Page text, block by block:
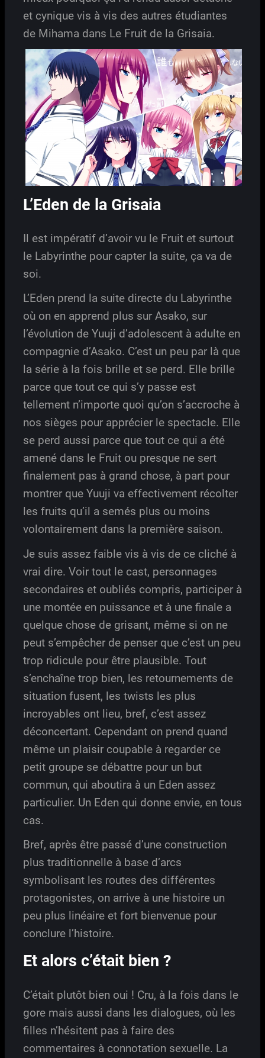
et cynique vis à vis des autres étudiantes
de Mihama dans Le Fruit de la Grisaia.
L’Eden de la Grisaia
Il est impératif d’avoir vu le Fruit et surtout
le Labyrinthe pour capter la suite, ça va de
soi.
L’Eden prend la suite directe du Labyrinthe
où on en apprend plus sur Asako, sur
l’évolution de Yuuji d’adolescent à adulte en
compagnie d’Asako. C’est un peu par là que
la série à la fois brille et se perd. Elle brille
parce que tout ce qui s’y passe est
tellement n’importe quoi qu’on s’accroche à
nos sièges pour apprécier le spectacle. Elle
se perd aussi parce que tout ce qui a été
amené dans le Fruit ou presque ne sert
finalement pas à grand chose, à part pour
montrer que Yuuji va effectivement récolter
les fruits qu’il a semés plus ou moins
volontairement dans la première saison.
Je suis assez faible vis à vis de ce cliché à
vrai dire. Voir tout le cast, personnages
secondaires et oubliés compris, participer à
une montée en puissance et à une finale a
quelque chose de grisant, même si on ne
peut s’empêcher de penser que c’est un peu
trop ridicule pour être plausible. Tout
s’enchaîne trop bien, les retournements de
situation fusent, les twists les plus
incroyables ont lieu, bref, c’est assez
déconcertant. Cependant on prend quand
même un plaisir coupable à regarder ce
petit groupe se débattre pour un but
commun, qui aboutira à un Eden assez
particulier. Un Eden qui donne envie, en tous
cas.
Bref, après être passé d’une construction
plus traditionnelle à base d’arcs
symbolisant les routes des différentes
protagonistes, on arrive à une histoire un
peu plus linéaire et fort bienvenue pour
conclure l’histoire.
Et alors c’était bien ?
C’était plutôt bien oui ! Cru, à la fois dans le
gore mais aussi dans les dialogues, où les
filles n’hésitent pas à faire des
commentaires à connotation sexuelle. La